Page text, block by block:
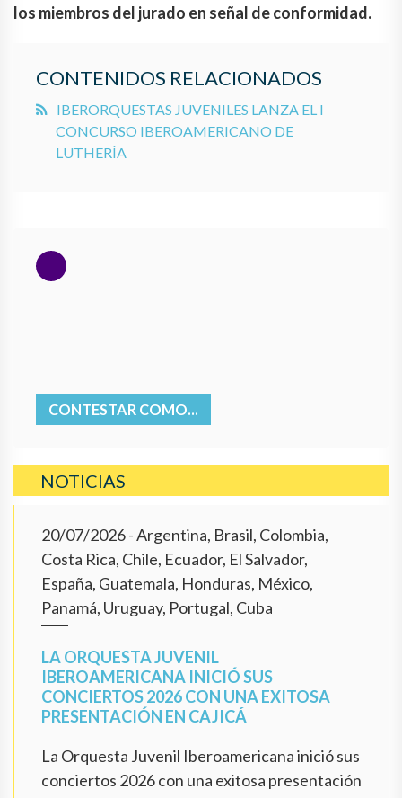
los miembros del jurado en señal de conformidad.
CONTENIDOS RELACIONADOS
IBERORQUESTAS JUVENILES LANZA EL I
CONCURSO IBEROAMERICANO DE
LUTHERÍA
CONTESTAR COMO...
NOTICIAS
20/07/2026- Argentina, Brasil, Colombia,
Costa Rica, Chile, Ecuador, El Salvador,
España, Guatemala, Honduras, México,
Panamá, Uruguay, Portugal, Cuba
LA ORQUESTA JUVENIL
IBEROAMERICANA INICIÓ SUS
CONCIERTOS 2026 CON UNA EXITOSA
PRESENTACIÓN EN CAJICÁ
La Orquesta Juvenil Iberoamericana inició sus
conciertos 2026 con una exitosa presentación